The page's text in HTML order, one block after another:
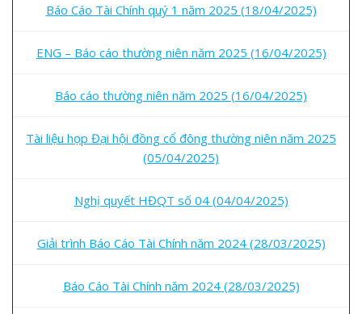
Báo Cáo Tài Chính quý 1 năm 2025 (18/04/2025)
ENG – Báo cáo thường niên năm 2025 (16/04/2025)
Báo cáo thường niên năm 2025 (16/04/2025)
Tài liệu họp Đại hội đồng cổ đông thường niên năm 2025
(05/04/2025)
Nghị quyết HĐQT số 04 (04/04/2025)
Giải trình Báo Cáo Tài Chính năm 2024 (28/03/2025)
Báo Cáo Tài Chính năm 2024 (28/03/2025)